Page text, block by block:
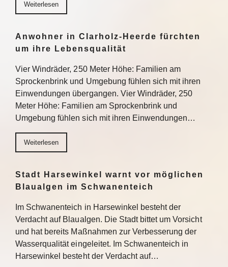
Weiterlesen
Anwohner in Clarholz-Heerde fürchten
um ihre Lebensqualität
Vier Windräder, 250 Meter Höhe: Familien am
Sprockenbrink und Umgebung fühlen sich mit ihren
Einwendungen übergangen. Vier Windräder, 250
Meter Höhe: Familien am Sprockenbrink und
Umgebung fühlen sich mit ihren Einwendungen…
Weiterlesen
Stadt Harsewinkel warnt vor möglichen
Blaualgen im Schwanenteich
Im Schwanenteich in Harsewinkel besteht der
Verdacht auf Blaualgen. Die Stadt bittet um Vorsicht
und hat bereits Maßnahmen zur Verbesserung der
Wasserqualität eingeleitet. Im Schwanenteich in
Harsewinkel besteht der Verdacht auf…